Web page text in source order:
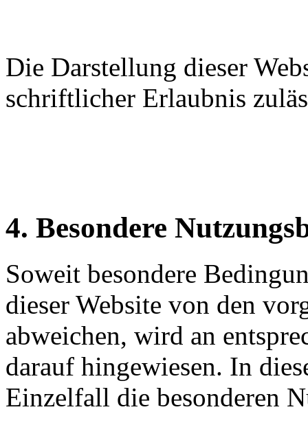
Die Darstellung dieser
schriftlicher Erlaubnis
4. Besondere
Soweit besondere
dieser Website von den
abweichen, wird an
darauf hingewiesen. In
Einzelfall die besonderen